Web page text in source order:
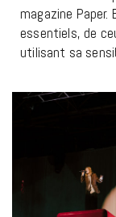
magazine
essentiels, de
utilisant sa